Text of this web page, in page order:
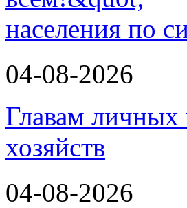
населения по
04-08-2026
Главам личных
хозяйств
04-08-2026